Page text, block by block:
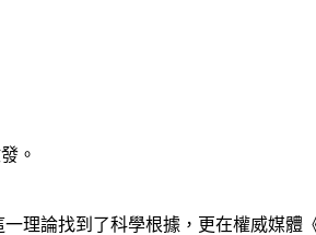
。
理論找到了科學根據，更在權威媒體